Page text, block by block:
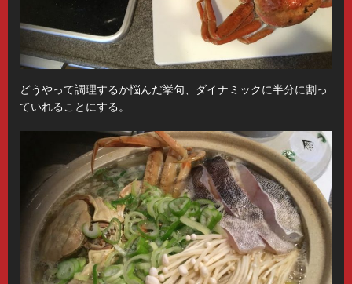
どうやって調理するか悩んだ挙句、ダイナミックに半分に割っ
ていれることにする。